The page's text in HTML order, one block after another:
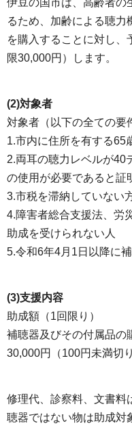
るため、加齢による聴力
を購入することに対し、
限30,000円）します。
(2)対象者
対象者（以下の全ての要
1.市内に住所を有する65
2.両耳の聴力レベルが40
の使用が必要であると証
3.市税を滞納していない
4.障害者総合支援法、労
助成を受けられない人
5.令和6年4月1日以降に
(3)支援内容
助成額（1回限り）
補聴器及びその付属品の
30,000円（100円未満切
修理代、診察料、文書料
聴器ではない物は助成対